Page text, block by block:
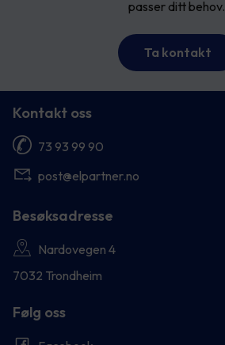
passer ditt behov.
Ta kontakt
Kontakt oss
73 93 99 90
post@elpartner.no
Besøksadresse
Nardovegen 4
7032 Trondheim
Følg oss